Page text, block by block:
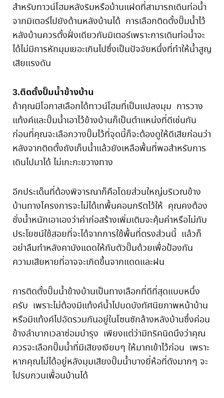
สำหรับทาวน์โฮมหลังริมหรือบ้านแฝดที่สามารถเดินท่อน้ำ
จากมิเตอร์ไปยังด้านหลังบ้านได้ การเลือกติดตั้งปั๊มน้ำไว้
หลังบ้านควรตั้งฝั่งเดียวกับมิเตอร์เพราะการเดินท่อน้ำจะ
ได้ไม่มีการหักมุมเยอะเกินไปซึ่งเป็นปัจจัยหนึ่งที่ทำให้น้ำสูญ
เสียแรงดัน
3.ติดตั้งปั๊มน้ำข้างบ้าน
ถ้าคุณมีโอกาสเลือกได้ทาวน์โฮมที่เป็นแปลงมุม การวาง
แท้งค์และปั๊มน้ำเอาไว้ข้างบ้านก็เป็นตำแหน่งที่ดีเช่นกัน
ก่อนที่คุณจะเลือกวางปั๊มไว้ที่จุดนี้ก็จะต้องดูให้ดีเสียก่อนว่า
หลังจากติดตั้งถังเก็บน้ำแล้วยังเหลือพื้นที่พอสำหรับการ
เดินไปมาได้ ไม่เกะกะขวางทาง
อีกประเด็นที่ต้องพิจารณาก็คือโดยส่วนใหญ่บริเวณข้าง
บ้านทางโครงการจะไม่ได้เทพื้นคอนกรีตไว้ให้ คุณคงต้อง
ชั่งน้ำหนักเอาเองว่าค่าก่อสร้างเพิ่มเติมจะคุ้มค่าหรือไม่กับ
ประโยชน์ใช้สอยที่จะได้จากการใช้พื้นที่ตรงส่วนนี้ แล้วก็
อย่าลืมทำหลังคาบังแดดให้กับตัวปั๊มด้วยเพื่อป้องกัน
ความเสียหายที่อาจจะเกิดขึ้นจากแดดและฝน
การติดตั้งปั๊มน้ำข้างบ้านเป็นทางเลือกที่ดีที่สุดแบบหนึ่ง
ครับ เพราะไม่ต้องมีแท้งค์น้ำไปบดบังทัศนียภาพหน้าบ้าน
หรือมีแท้งค์ไปอัดรวมกันอยู่ในโซนซักล้างหลังบ้านซึ่งค่อน
ข้างลำบากเวลาซ่อมบำรุง เพียงแต่ว่ามีทริคนิดนึงว่าคุณ
ควรจะเลือกปั๊มน้ำที่มีเสียงเงียบๆ ให้มากเข้าไว้ก่อน เพราะ
หากคุณไม่ได้อยู่หลังมุมเสียงปั๊มน้ำบางยี่ห้อที่ดังมากๆ จะ
ไปรบกวนเพื่อนบ้านได้